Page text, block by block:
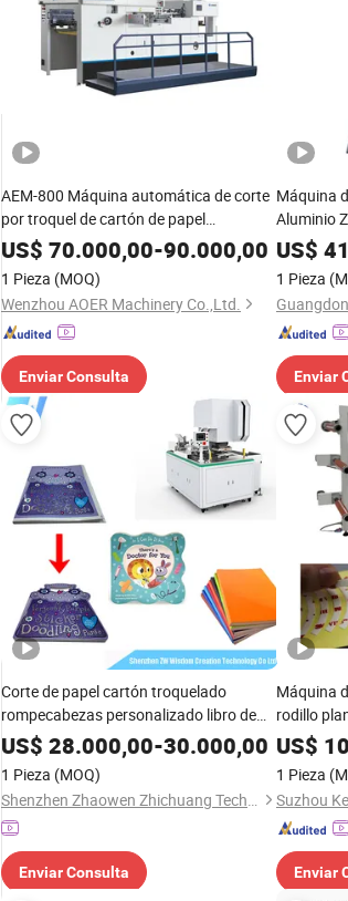
AEM-800 Máquina automática de corte
por troquel de cartón de papel
corrugado
US$ 70.000,00-90.000,00
1 Pieza (MOQ)
Wenzhou AOER Machinery Co.,Ltd.
Enviar Consulta
Máquina
Aluminio
US$
1 Pieza
Enviar
Corte de papel cartón troquelado
rompecabezas personalizado libro de
tablero para niños máquina de
troquelado
US$ 28.000,00-30.000,00
1 Pieza (MOQ)
Shenzhen Zhaowen Zhichuang Technology Co., Ltd.
Enviar Consulta
Máquina
rodillo
Mpp
US$
1 Pieza
Enviar